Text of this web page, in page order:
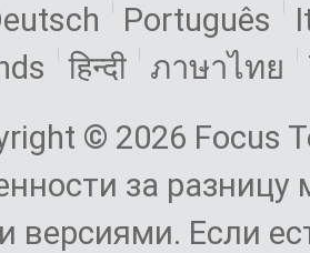
Português
हिन्दी ภาษาไทย
© 2026 Focus
за
Если